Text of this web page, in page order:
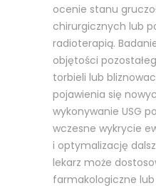
ocenie stanu
chirurgicznych lub
radioterapią.
objętości
torbieli lub
pojawienia się
wykonywanie USG
wczesne wykrycie
i optymalizację
lekarz może
farmakologiczne